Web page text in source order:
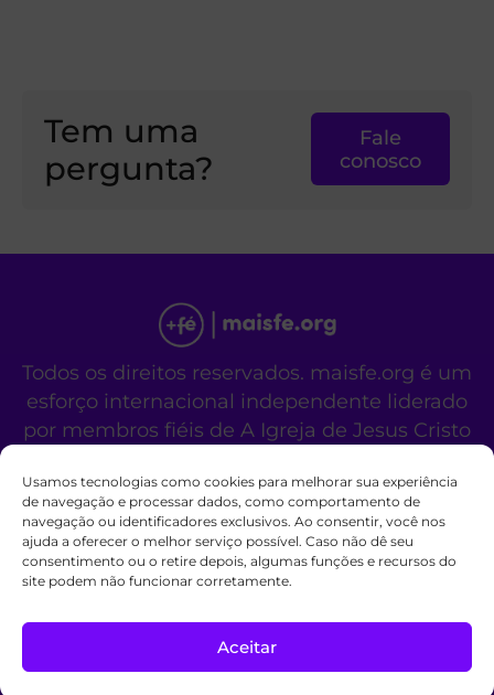
Usamos tecnologias como cookies para melhorar sua experiência
de navegação e processar dados, como comportamento de
navegação ou identificadores exclusivos. Ao consentir, você nos
ajuda a oferecer o melhor serviço possível. Caso não dê seu
consentimento ou o retire depois, algumas funções e recursos do
site podem não funcionar corretamente.
Aceitar
Tem uma
pergunta?
Fale
conosco
Todos os direitos reservados. maisfe.org é um
esforço internacional independente liderado
por membros fiéis de A Igreja de Jesus Cristo
Este site não é um site oficial da organização
religiosa mencionada acima.
Fale Conosco Políticas de Cookies